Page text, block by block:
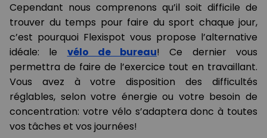
Cependant nous comprenons qu’il soit difficile de
trouver du temps pour faire du sport chaque jour,
c’est pourquoi Flexispot vous propose l’alternative
idéale: le vélo de bureau! Ce dernier vous
permettra de faire de l’exercice tout en travaillant.
Vous avez à votre disposition des difficultés
réglables, selon votre énergie ou votre besoin de
concentration: votre vélo s’adaptera donc à toutes
vos tâches et vos journées!